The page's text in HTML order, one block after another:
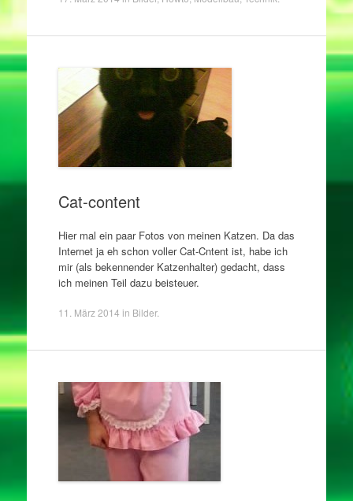
Cat-content
Hier mal ein paar Fotos von meinen Katzen. Da das
Internet ja eh schon voller Cat-Cntent ist, habe ich
mir (als bekennender Katzenhalter) gedacht, dass
ich meinen Teil dazu beisteuer.
11. März 2014 in Bilder.